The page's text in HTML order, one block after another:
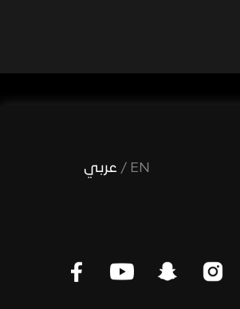
EN
/ عربي